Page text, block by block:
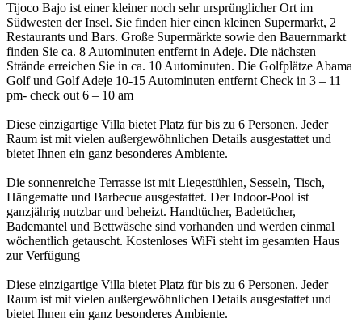
Tijoco Bajo ist einer kleiner noch sehr ursprünglicher Ort im
Südwesten der Insel. Sie finden hier einen kleinen Supermarkt, 2
Restaurants und Bars. Große Supermärkte sowie den Bauernmarkt
finden Sie ca. 8 Autominuten entfernt in Adeje. Die nächsten
Strände erreichen Sie in ca. 10 Autominuten. Die Golfplätze Abama
Golf und Golf Adeje 10-15 Autominuten entfernt Check in 3 – 11
pm- check out 6 – 10 am
Diese einzigartige Villa bietet Platz für bis zu 6 Personen. Jeder
Raum ist mit vielen außergewöhnlichen Details ausgestattet und
bietet Ihnen ein ganz besonderes Ambiente.
Die sonnenreiche Terrasse ist mit Liegestühlen, Sesseln, Tisch,
Hängematte und Barbecue ausgestattet. Der Indoor-Pool ist
ganzjährig nutzbar und beheizt. Handtücher, Badetücher,
Bademantel und Bettwäsche sind vorhanden und werden einmal
wöchentlich getauscht. Kostenloses WiFi steht im gesamten Haus
zur Verfügung
Diese einzigartige Villa bietet Platz für bis zu 6 Personen. Jeder
Raum ist mit vielen außergewöhnlichen Details ausgestattet und
bietet Ihnen ein ganz besonderes Ambiente.